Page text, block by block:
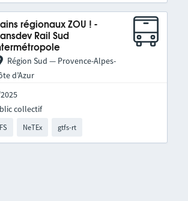
régionaux ZOU ! -
Rail Sud
Région Sud — Provence-Alpes-
d’Azur
NeTEx gtfs-rt
collectif